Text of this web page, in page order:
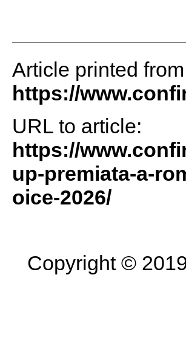
Article printed
https://
URL to article:
https://
up-premiata-a-
oice-2026/
Copyright ©